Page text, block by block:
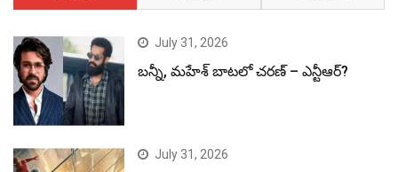
July 31, 2026
బన్నీ, మహేశ్ బాటలో చరణ్ – ఎన్టీఆర్?
July 31, 2026